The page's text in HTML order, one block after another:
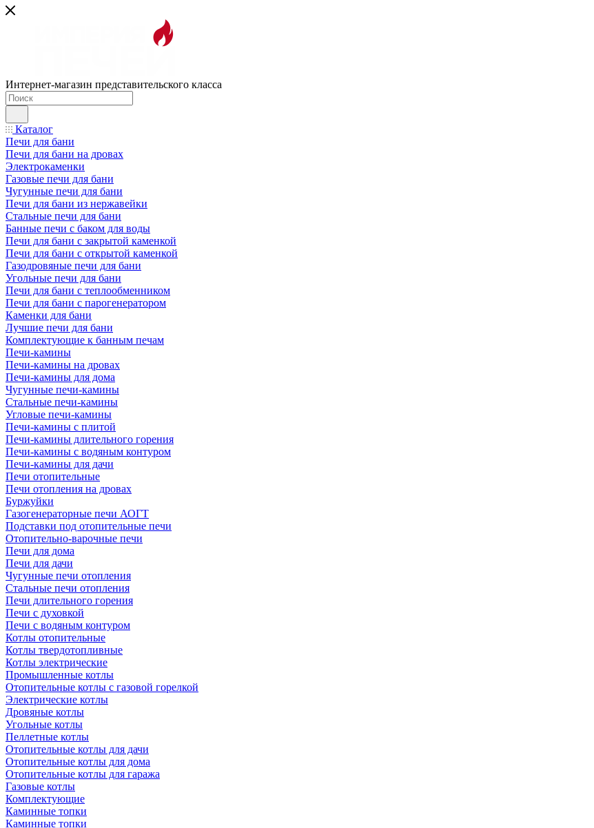
Интернет-магазин представительского класса
Каталог
Печи для бани
Печи для бани на дровах
Электрокаменки
Газовые печи для бани
Чугунные печи для бани
Печи для бани из нержавейки
Стальные печи для бани
Банные печи с баком для воды
Печи для бани с закрытой каменкой
Печи для бани с открытой каменкой
Газодровяные печи для бани
Угольные печи для бани
Печи для бани с теплообменником
Печи для бани с парогенератором
Каменки для бани
Лучшие печи для бани
Комплектующие к банным печам
Печи-камины
Печи-камины на дровах
Печи-камины для дома
Чугунные печи-камины
Стальные печи-камины
Угловые печи-камины
Печи-камины с плитой
Печи-камины длительного горения
Печи-камины с водяным контуром
Печи-камины для дачи
Печи отопительные
Печи отопления на дровах
Буржуйки
Газогенераторные печи АОГТ
Подставки под отопительные печи
Отопительно-варочные печи
Печи для дома
Печи для дачи
Чугунные печи отопления
Стальные печи отопления
Печи длительного горения
Печи с духовкой
Печи с водяным контуром
Котлы отопительные
Котлы твердотопливные
Котлы электрические
Промышленные котлы
Отопительные котлы с газовой горелкой
Электрические котлы
Дровяные котлы
Угольные котлы
Пеллетные котлы
Отопительные котлы для дачи
Отопительные котлы для дома
Отопительные котлы для гаража
Газовые котлы
Комплектующие
Каминные топки
Каминные топки